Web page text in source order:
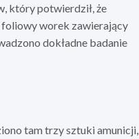
który potwierdził, że
foliowy worek zawierający
dokładne badanie
tam trzy sztuki amunicji,